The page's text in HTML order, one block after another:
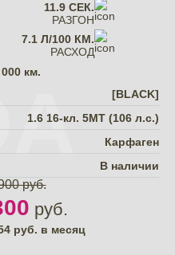
км.
[BLACK]
1.6 16-кл. 5МТ (106 л.с.)
Карфаген
В наличии
руб.
руб.
руб. в месяц
11.9 СЕК.
РАЗГОН
7.1 Л/100 КМ.
РАСХОД